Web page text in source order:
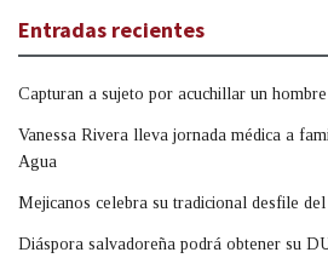
Entradas recientes
Capturan a sujeto por acuchillar un
Vanessa Rivera lleva jornada médica a
Agua
Mejicanos celebra su tradicional desfile
Diáspora salvadoreña podrá obtener su